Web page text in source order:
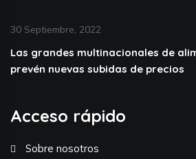
30 Septiembre, 2022
Las grandes multinacionales de
prevén nuevas subidas de precios
Acceso rápido
Sobre nosotros